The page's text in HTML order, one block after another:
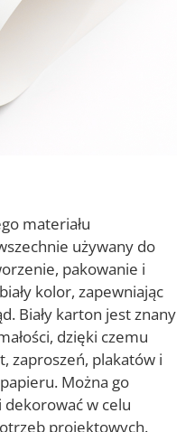
materiału
używany do
pakowanie i
kolor, zapewniając
Biały karton jest znany
dzięki czemu
zaproszeń, plakatów i
Można go
dekorować w celu
projektowych.